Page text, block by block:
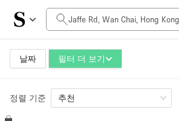
날짜 필터 더 보기
일일 비용
HK$0
공간 크기
정렬 기준 추천